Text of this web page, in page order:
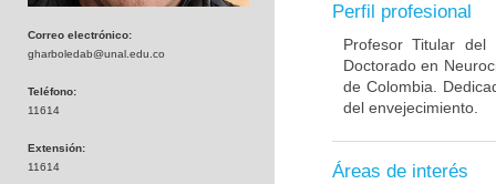
Correo electrónico:
gharboledab@unal.edu.co
Teléfono:
11614
Extensión:
11614
Perfil profesional
Profesor Titular
Doctorado en
de Colombia.
del envejecimiento.
Áreas de interés